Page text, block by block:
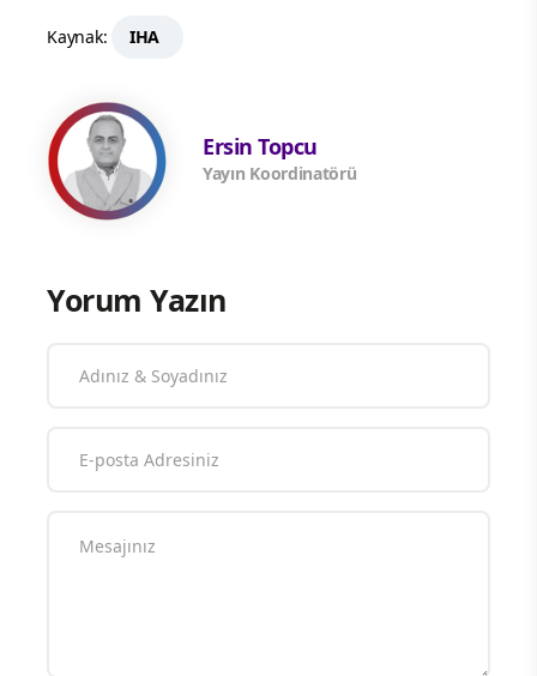
Kaynak: IHA
Ersin Topcu
Yayın Koordinatörü
Yorum Yazın